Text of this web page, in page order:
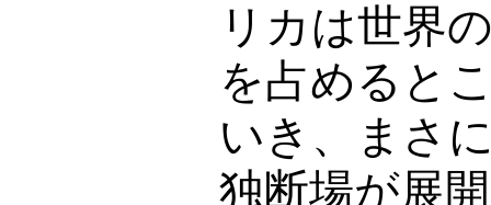
リカは世界
を占めると
いき、まさ
独断場が展